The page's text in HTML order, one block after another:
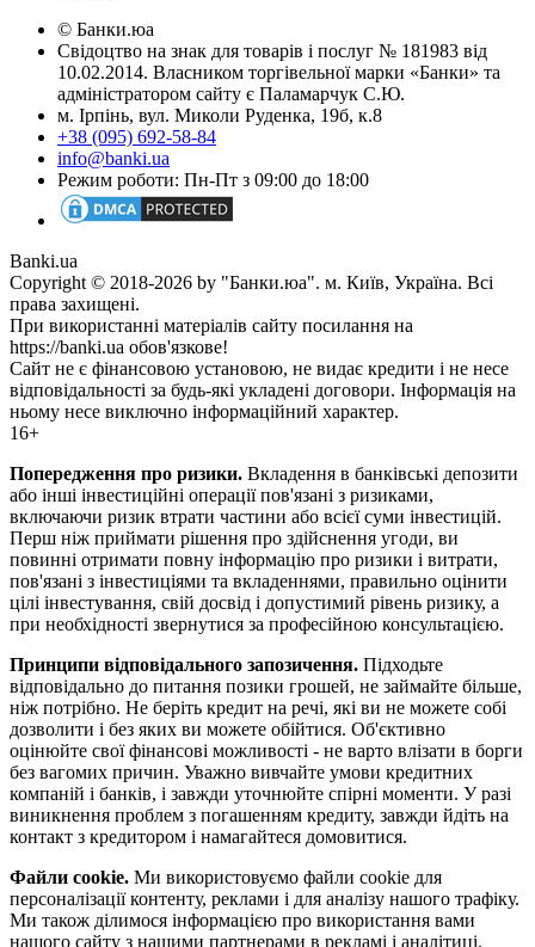
© Банки.юа
Свідоцтво на знак для товарів і послуг № 181983 від
10.02.2014. Власником торгівельної марки «Банки» та
адміністратором сайту є Паламарчук С.Ю.
м. Ірпінь, вул. Миколи Руденка, 19б, к.8
+38 (095) 692-58-84
info@banki.ua
Режим роботи: Пн-Пт з 09:00 до 18:00
Banki.ua
Copyright © 2018-2026 by "Банки.юа". м. Київ, Україна. Всі
права захищені.
При використанні матеріалів сайту посилання на
https://banki.ua обов'язкове!
Сайт не є фінансовою установою, не видає кредити і не несе
відповідальності за будь-які укладені договори. Інформація на
ньому несе виключно інформаційний характер.
16+
Попередження про ризики. Вкладення в банківські депозити
або інші інвестиційні операції пов'язані з ризиками,
включаючи ризик втрати частини або всієї суми інвестицій.
Перш ніж приймати рішення про здійснення угоди, ви
повинні отримати повну інформацію про ризики і витрати,
пов'язані з інвестиціями та вкладеннями, правильно оцінити
цілі інвестування, свій досвід і допустимий рівень ризику, а
при необхідності звернутися за професійною консультацією.
Принципи відповідального запозичення. Підходьте
відповідально до питання позики грошей, не займайте більше,
ніж потрібно. Не беріть кредит на речі, які ви не можете собі
дозволити і без яких ви можете обійтися. Об'єктивно
оцінюйте свої фінансові можливості - не варто влізати в борги
без вагомих причин. Уважно вивчайте умови кредитних
компаній і банків, і завжди уточнюйте спірні моменти. У разі
виникнення проблем з погашенням кредиту, завжди йдіть на
контакт з кредитором і намагайтеся домовитися.
Файли cookie. Ми використовуємо файли cookie для
персоналізації контенту, реклами і для аналізу нашого трафіку.
Ми також ділимося інформацією про використання вами
нашого сайту з нашими партнерами в рекламі і аналітиці.